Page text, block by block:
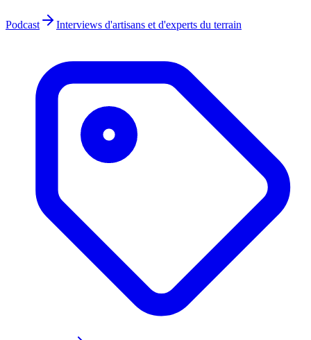
Podcast Interviews d'artisans et d'experts du terrain